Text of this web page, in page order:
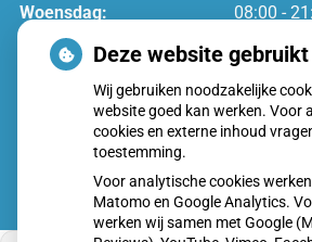
Woensdag:
08:00 -
Donderdag:
Vrijdag:
08:00 -
Deze website
Wij gebruiken noodzakelijke
website goed kan werken. Voor
cookies en externe inhoud
toestemming.
Voor analytische cookies
Matomo en Google Analytics.
werken wij samen met Google